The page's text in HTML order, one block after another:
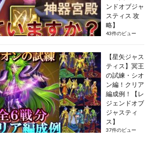
ンドオブジャ
スティス 攻
略】
43件のビュー
【星矢ジャス
ティス】冥王
の試練・シオ
ン編！クリア
編成例！【レ
ジェンドオブ
ジャスティ
ス】
37件のビュー